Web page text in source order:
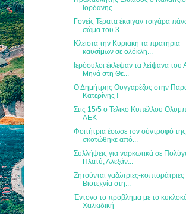
Ιορδανης
Γονείς Τέρατα έκαιγαν τσιγάρα
σώμα του 3...
Κλειστά την Κυριακή τα πρατήρια
καυσίμων σε ολόκλη...
Ιερόσυλοι έκλεψαν τα λείψανα του
Μηνά στη Θε...
Ο Δημήτρης Ουγγαρέζος στην
Κατερίνης !
Στις 15/5 ο Τελικό Κυπέλλου
ΑΕΚ
Φοιτήτρια έσωσε τον σύντροφό της
σκοτώθηκε από...
Συλλήψεις για ναρκωτικά σε
Πλατύ, Αλεξάν...
Ζητούνται γαζώτριες-
Βιοτεχνία στη...
Έντονο το πρόβλημα με το
Χαλκιδική